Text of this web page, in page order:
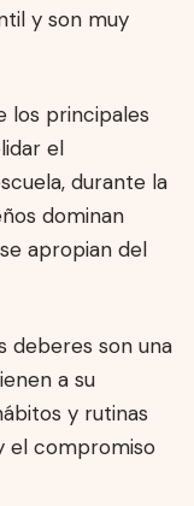
y son muy
los principales
el
durante la
dominan
apropian del
deberes son una
a su
y rutinas
el compromiso